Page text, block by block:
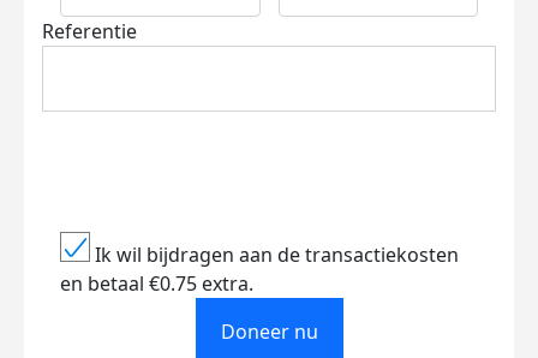
Referentie
Ik wil bijdragen aan de transactiekosten
en betaal €0.75 extra.
Doneer nu